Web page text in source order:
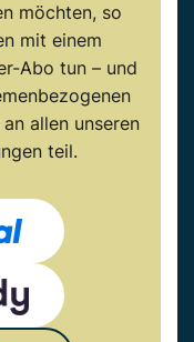
möchten, so
mit einem
Abo tun – und
allen unseren
teil.